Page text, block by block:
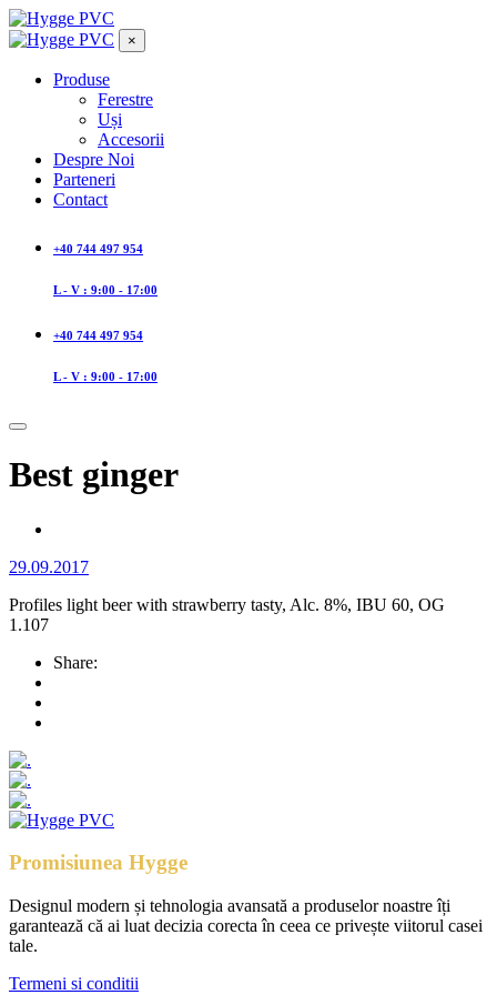
×
Produse
Ferestre
Uși
Accesorii
Despre Noi
Parteneri
Contact
+40 744 497 954
L - V : 9:00 - 17:00
+40 744 497 954
L - V : 9:00 - 17:00
Best ginger
29.09.2017
Profiles light beer with strawberry tasty, Alc. 8%, IBU 60, OG
1.107
Share:
Promisiunea Hygge
Designul modern și tehnologia avansată a produselor noastre îți
garantează că ai luat decizia corecta în ceea ce privește viitorul casei
tale.
Termeni si conditii